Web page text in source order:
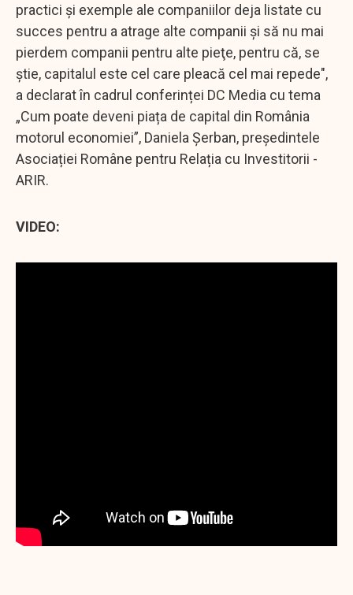
practici şi exemple ale companiilor deja listate cu
succes pentru a atrage alte companii şi să nu mai
pierdem companii pentru alte pieţe, pentru că, se
ştie, capitalul este cel care pleacă cel mai repede",
a declarat în cadrul conferinței DC Media cu tema
„Cum poate deveni piața de capital din România
motorul economiei”, Daniela Șerban, președintele
Asociației Române pentru Relația cu Investitorii -
ARIR.
VIDEO: